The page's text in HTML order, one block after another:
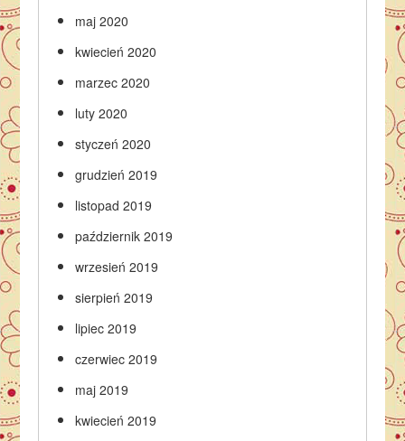
maj 2020
kwiecień 2020
marzec 2020
luty 2020
styczeń 2020
grudzień 2019
listopad 2019
październik 2019
wrzesień 2019
sierpień 2019
lipiec 2019
czerwiec 2019
maj 2019
kwiecień 2019